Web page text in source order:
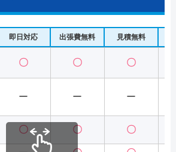
即日対応 出張費無料 見積無料
〇 〇 〇
ー ー ー
〇 〇 〇